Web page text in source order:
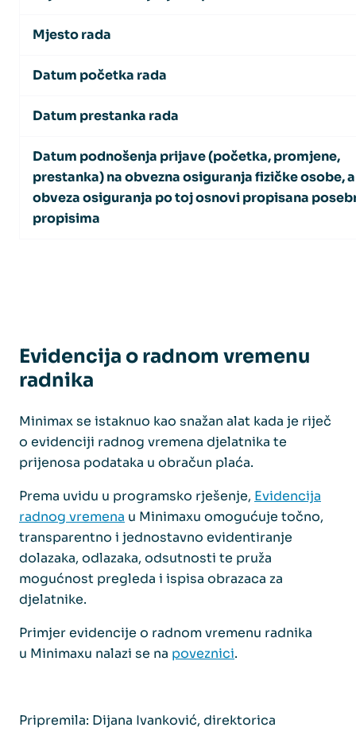
Mjesto rada
Datum početka rada
Datum prestanka rada
Datum podnošenja prijave (početka, promjene,
prestanka) na obvezna osiguranja fizičke osobe,
obveza osiguranja po toj osnovi propisana
propisima
Evidencija o radnom vremenu
radnika
Minimax se istaknuo kao snažan alat kada je riječ
o evidenciji radnog vremena djelatnika te
prijenosa podataka u obračun plaća.
Prema uvidu u programsko rješenje, Evidencija
radnog vremena u Minimaxu omogućuje točno,
transparentno i jednostavno evidentiranje
dolazaka, odlazaka, odsutnosti te pruža
mogućnost pregleda i ispisa obrazaca za
djelatnike.
Primjer evidencije o radnom vremenu radnika
u Minimaxu nalazi se na poveznici.
Pripremila: Dijana Ivanković, direktorica